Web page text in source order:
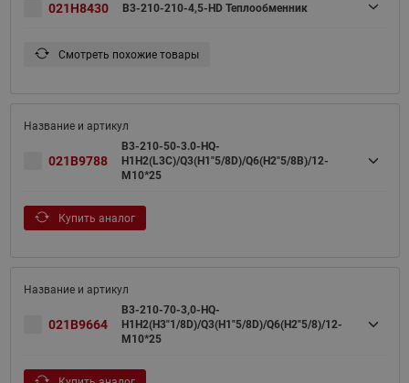
021H8430 B3-210-210-4,5-HD Теплообменник
Смотреть похожие товары
021B9788
B3-210-50-3.0-HQ-
Н1Н2(L3C)/Q3(H1"5/8D)/Q6(H2"5/8B)/12-
M10*25
Купить аналог
021B9664
B3-210-70-3,0-HQ-
H1H2(H3"1/8D)/Q3(H1"5/8D)/Q6(H2"5/8)/12-
M10*25